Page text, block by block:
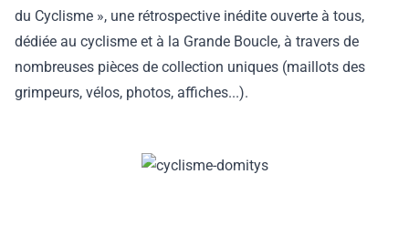
du Cyclisme », une rétrospective inédite ouverte à tous,
dédiée au cyclisme et à la Grande Boucle, à travers de
nombreuses pièces de collection uniques (maillots des
grimpeurs, vélos, photos, affiches...).